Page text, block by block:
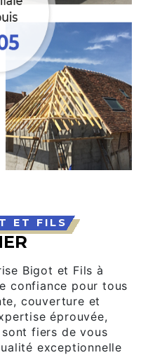
ET FILS
Bigot et Fils à
confiance pour tous
couverture et
éprouvée,
fiers de vous
exceptionnelle